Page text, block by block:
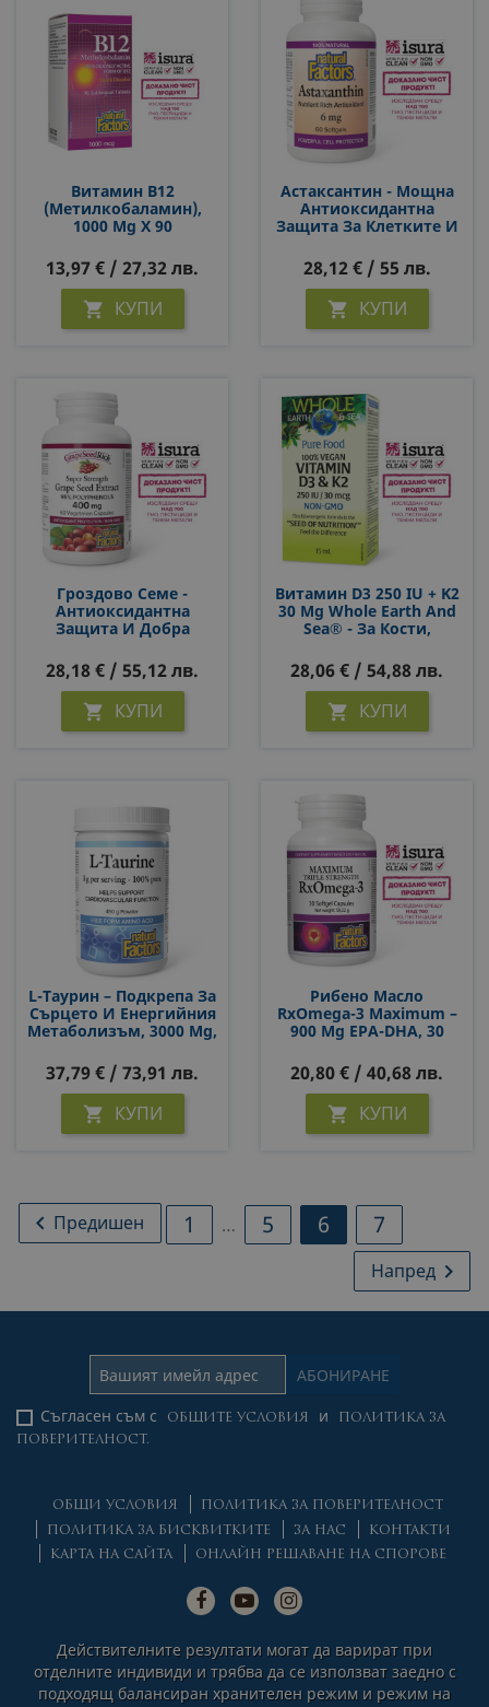
Витамин В12
(метилкобаламин),
1000 Μg Х 90
Таблетки
13,97 € / 27,32 лв.
 КУПИ
Астаксантин - Мощна
Антиоксидантна
Защита За Клетките И
Софтгел Капсули
28,12 € / 55 лв.
 КУПИ
Гроздово Семе -
Антиоксидантна
Защита И Добра
(95% Полифеноли) Х 60
V Капсули
28,18 € / 55,12 лв.
 КУПИ
Витамин D3 250 IU + K2
30 Μg Whole Earth And
Sea® - За Кости,
Кръвоносни Съдове, 15
Ml Капки
28,06 € / 54,88 лв.
 КУПИ
L-Тауpин – Подкрепа За
Сърцето И Енергийния
Метаболизъм, 3000 Mg,
37,79 € / 73,91 лв.
 КУПИ
Рибено Масло
RxOmega-3 Maximum –
900 Mg EPA-DHA, 30
20,80 € / 40,68 лв.
 КУПИ
 Предишен 1 … 5 6 7
Напред 
Съгласен съм с ОБЩИТЕ УСЛОВИЯ и
ПОЛИТИКА ЗА
ПОВЕРИТЕЛНОСТ.
ОБЩИ УСЛОВИЯ
ПОЛИТИКА ЗА ПОВЕРИТЕЛНОСТ
ПОЛИТИКА ЗА БИСКВИТКИТЕ
ЗА НАС
КОНТАКТИ
КАРТА НА САЙТА
ОНЛАЙН РЕШАВАНЕ НА СПОРОВЕ
Действителните резултати могат да варират при
отделните индивиди и трябва да се използват заедно с
подходящ балансиран хранителен режим и режим на